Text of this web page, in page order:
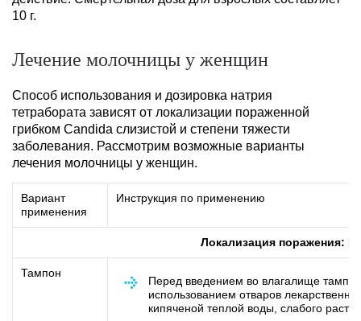
10 г.
Лечение молочницы у женщин
Способ использования и дозировка натрия
тетрабората зависят от локализации пораженной
грибком Candida слизистой и степени тяжести
заболевания. Рассмотрим возможные варианты
лечения молочницы у женщин.
Вариант
применения
Инструкция по применению
Локализация поражения:
Тампон
Перед введением во влагалище
использованием отваров
кипяченой теплой воды, слабого